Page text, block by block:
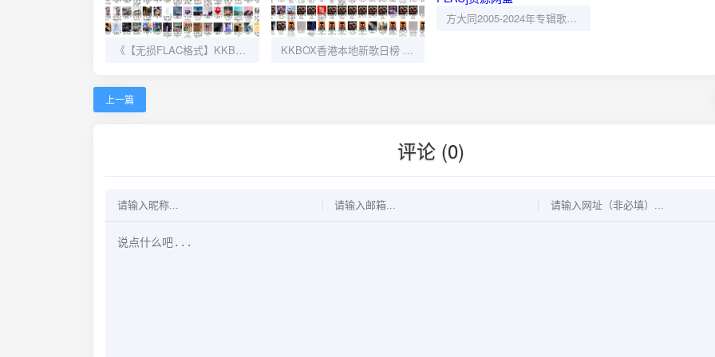
《【无损FLAC格式】KKBOX华语新歌日榜》夸克网盘高速下载+免费资源 KKBOX香港本地新歌日榜 2025 - 无损FLAC格式，畅享高品质音乐
方大同2005-2024年专辑歌曲合集[高品质MP3+无损FLAC]资源网盘
上一篇
评论 (0)